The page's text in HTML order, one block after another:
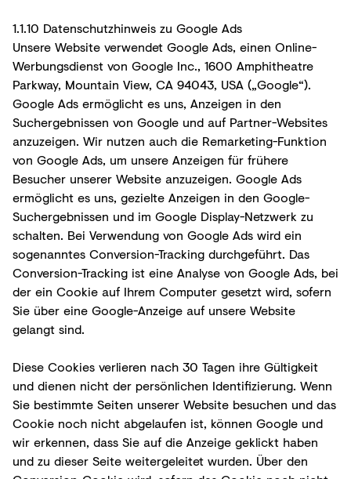
1.1.10 Datenschutzhinweis zu Google Ads
Unsere Website verwendet Google Ads, einen Online-
Werbungsdienst von Google Inc., 1600 Amphitheatre
Parkway, Mountain View, CA 94043, USA („Google“).
Google Ads ermöglicht es uns, Anzeigen in den
Suchergebnissen von Google und auf Partner-Websites
anzuzeigen. Wir nutzen auch die Remarketing-Funktion
von Google Ads, um unsere Anzeigen für frühere
Besucher unserer Website anzuzeigen. Google Ads
ermöglicht es uns, gezielte Anzeigen in den Google-
Suchergebnissen und im Google Display-Netzwerk zu
schalten. Bei Verwendung von Google Ads wird ein
sogenanntes Conversion-Tracking durchgeführt. Das
Conversion-Tracking ist eine Analyse von Google Ads, bei
der ein Cookie auf Ihrem Computer gesetzt wird, sofern
Sie über eine Google-Anzeige auf unsere Website
gelangt sind.
Diese Cookies verlieren nach 30 Tagen ihre Gültigkeit
und dienen nicht der persönlichen Identifizierung. Wenn
Sie bestimmte Seiten unserer Website besuchen und das
Cookie noch nicht abgelaufen ist, können Google und
wir erkennen, dass Sie auf die Anzeige geklickt haben
und zu dieser Seite weitergeleitet wurden. Über den